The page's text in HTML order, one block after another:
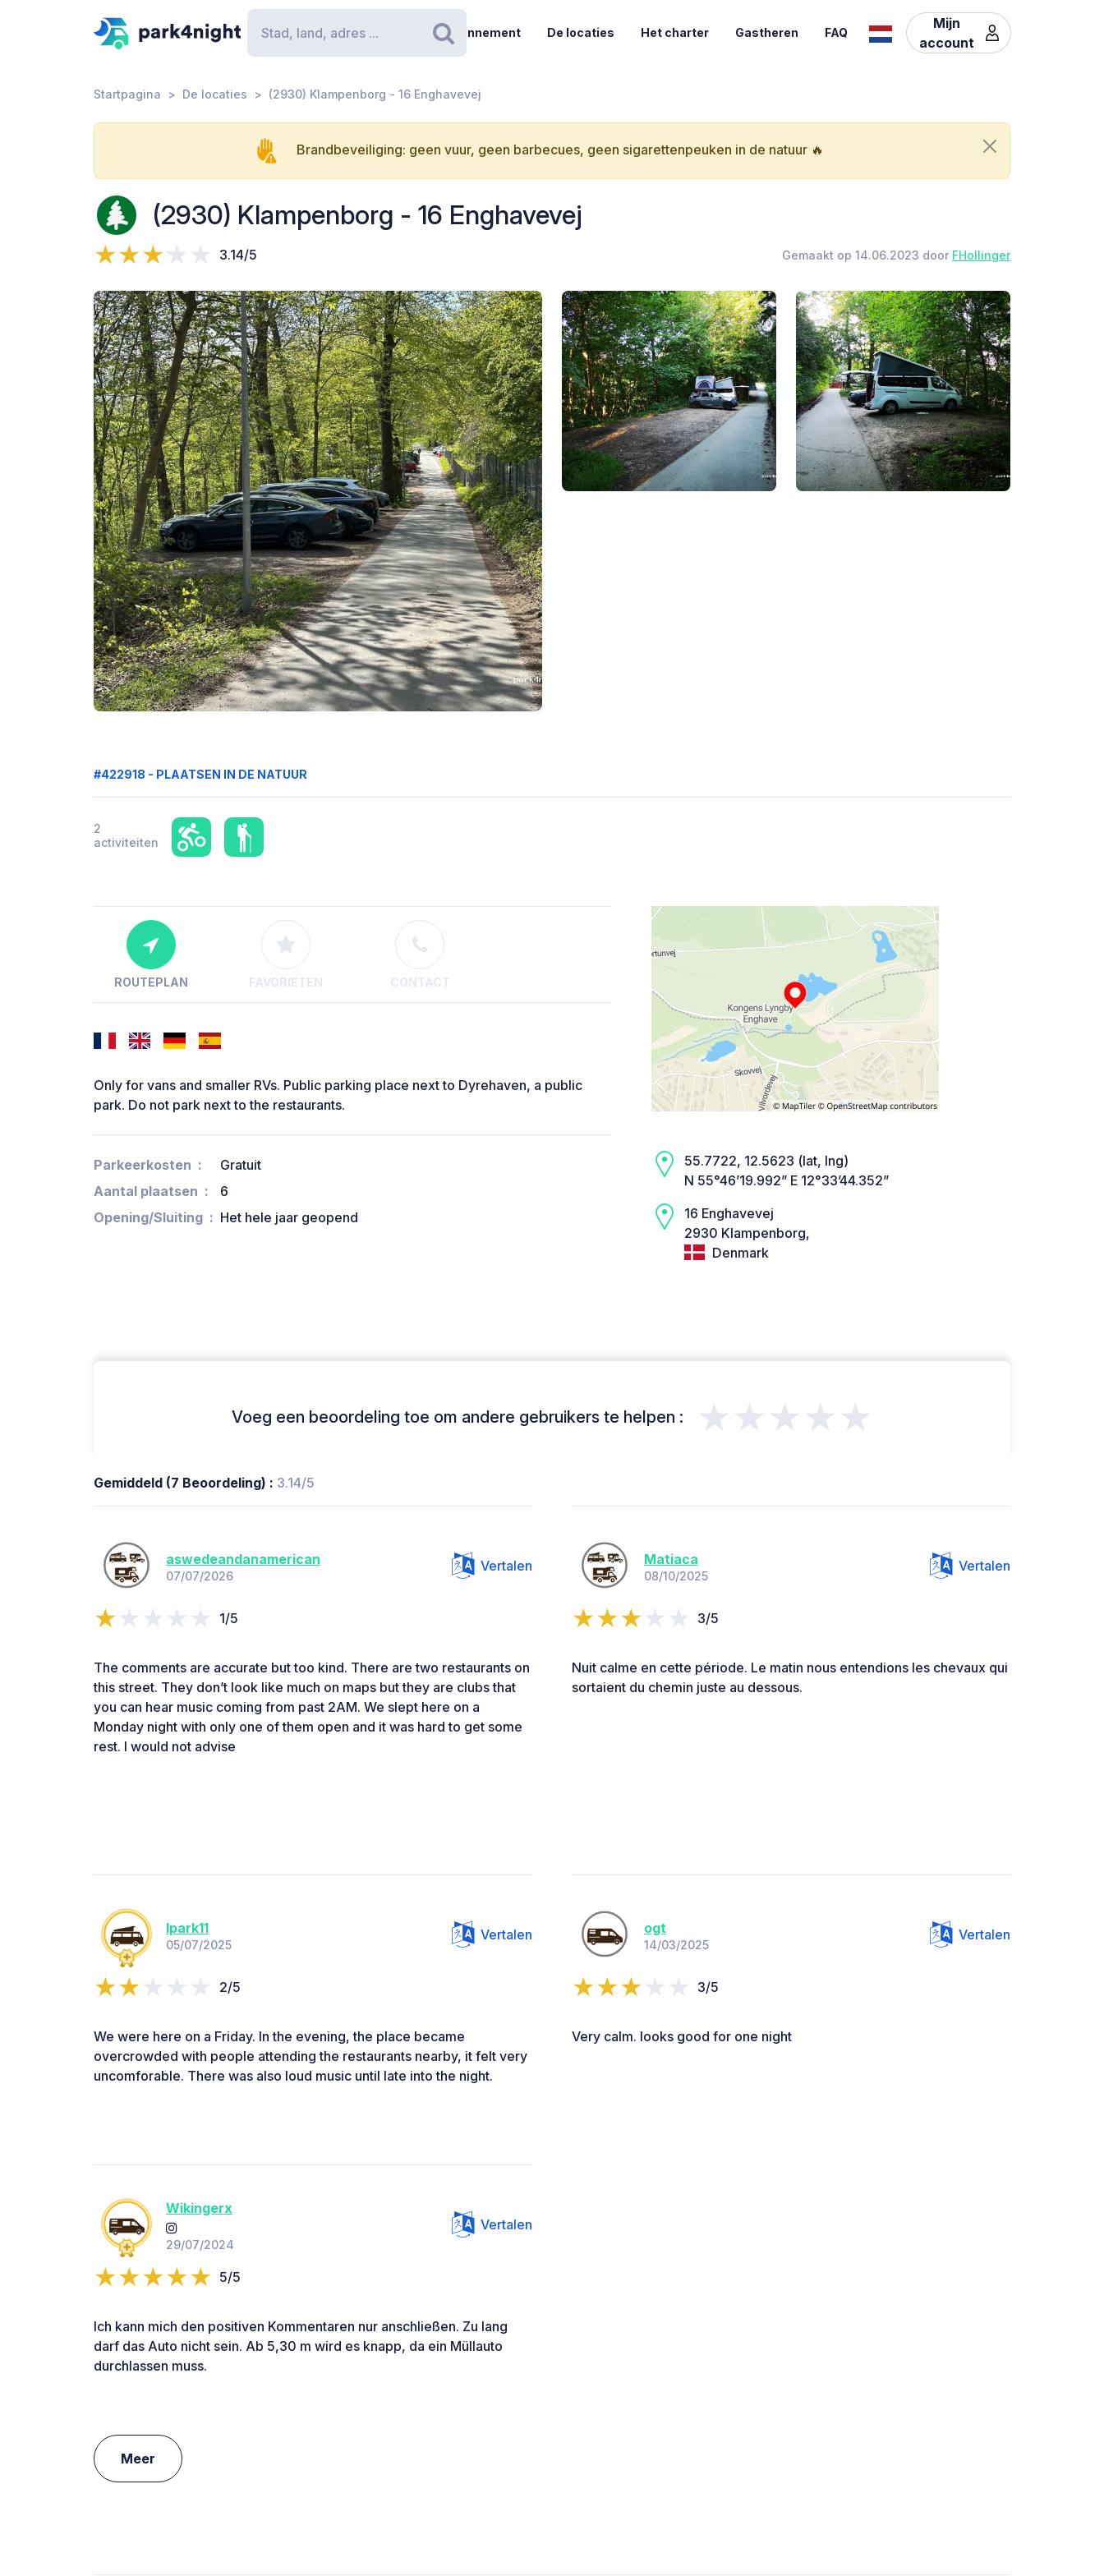
Zoeken
Abonnement De locaties Het charter Gastheren FAQ
Mijn
account
Startpagina De locaties (2930) Klampenborg - 16 Enghavevej
Brandbeveiliging: geen vuur, geen barbecues, geen sigarettenpeuken in de natuur 🔥
(2930) Klampenborg - 16 Enghavevej
3.14/5 Gemaakt op 14.06.2023 door FHollinger
#422918 - PLAATSEN IN DE NATUUR
2
activiteiten
ROUTEPLAN FAVORIETEN CONTACT
Only for vans and smaller RVs. Public parking place next to Dyrehaven, a public
park. Do not park next to the restaurants.
Parkeerkosten
Gratuit
Aantal plaatsen
6
Opening/Sluiting
Het hele jaar geopend
55.7722, 12.5623 (lat, lng)
N 55°46’19.992” E 12°33’44.352”
16 Enghavevej
2930 Klampenborg,
Denmark
Voeg een beoordeling toe om andere gebruikers te helpen : ★★★★★
Gemiddeld (7 Beoordeling) : 3.14/5
aswedeandanamerican
07/07/2026
Vertalen
1/5
The comments are accurate but too kind. There are two restaurants on
this street. They don’t look like much on maps but they are clubs that
you can hear music coming from past 2AM. We slept here on a
Monday night with only one of them open and it was hard to get some
rest. I would not advise
Matiaca
08/10/2025
Vertalen
3/5
Nuit calme en cette période. Le matin nous entendions les chevaux qui
sortaient du chemin juste au dessous.
lpark11
05/07/2025
Vertalen
2/5
We were here on a Friday. In the evening, the place became
overcrowded with people attending the restaurants nearby, it felt very
uncomforable. There was also loud music until late into the night.
ogt
14/03/2025
Vertalen
3/5
Very calm. looks good for one night
Wikingerx
29/07/2024
Vertalen
5/5
Ich kann mich den positiven Kommentaren nur anschließen. Zu lang
darf das Auto nicht sein. Ab 5,30 m wird es knapp, da ein Müllauto
durchlassen muss.
Meer